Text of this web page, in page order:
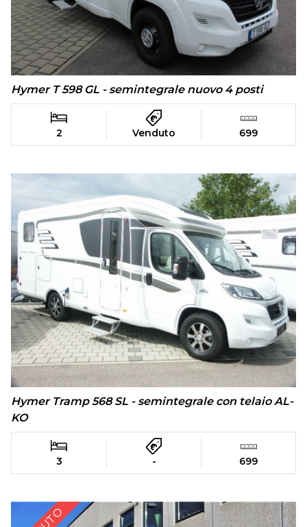
Hymer T 598 GL - semintegrale nuovo 4 posti
2 Venduto 699
Hymer Tramp 568 SL - semintegrale con telaio AL-
KO
3 - 699